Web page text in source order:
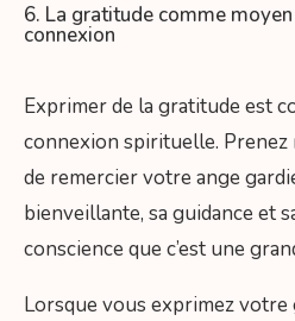
6. La gratitude comme
connexion
Exprimer de la gratitude est
connexion spirituelle.
de remercier votre ange
bienveillante, sa guidance et
conscience que c’est une
Lorsque vous exprimez